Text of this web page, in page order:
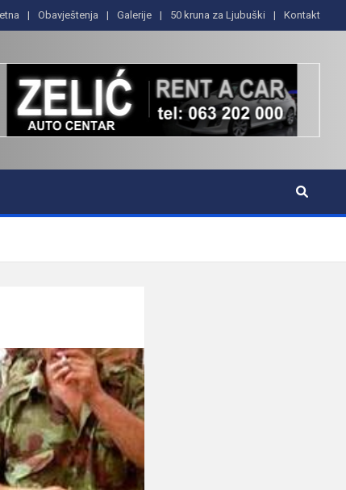
Obavještenja Galerije 50 kruna za Ljubuški Kontakt